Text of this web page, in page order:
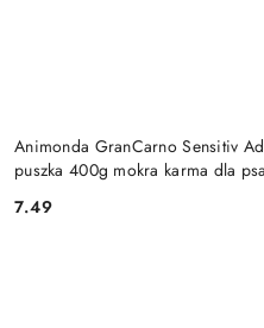
Animonda GranCarno Sensitiv
puszka 400g mokra karma dla psa
Cena:
7.49